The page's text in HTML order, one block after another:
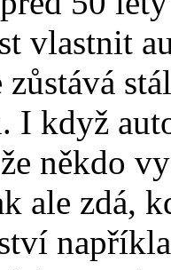
vlastnit
I když
někdo
ale zdá,